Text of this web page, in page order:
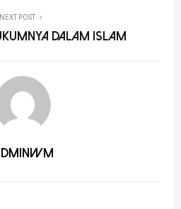
NEXT POST
DALAM ISLAM